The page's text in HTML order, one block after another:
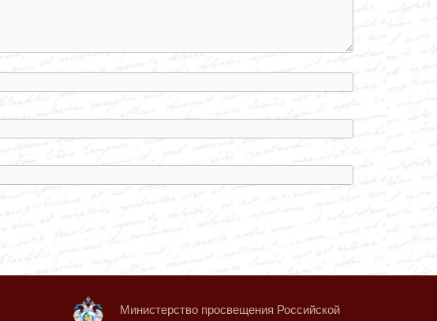
Министерство просвещения Российской